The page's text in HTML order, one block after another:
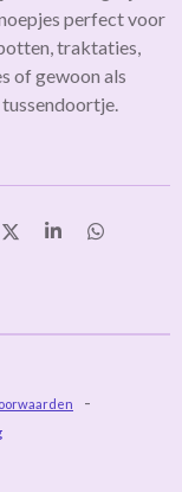
perfect voor
traktaties,
of gewoon als
D
S
D
-